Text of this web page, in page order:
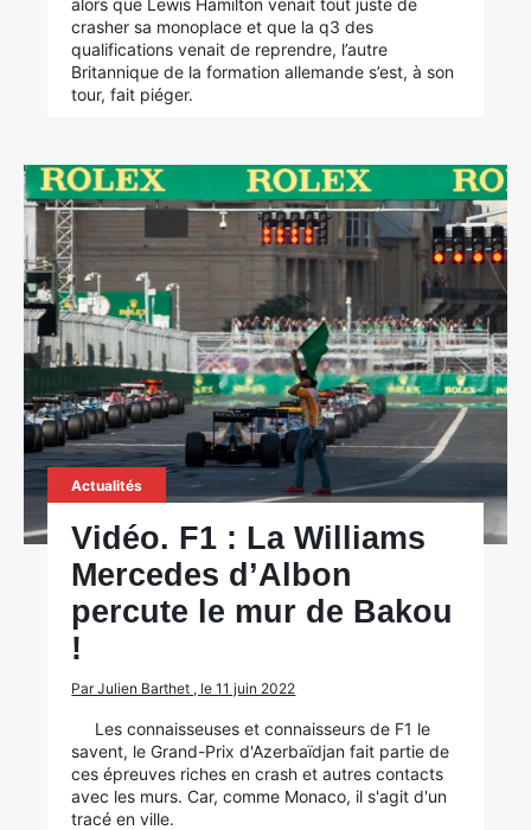
alors que Lewis Hamilton venait tout juste de
crasher sa monoplace et que la q3 des
qualifications venait de reprendre, l’autre
Britannique de la formation allemande s’est, à son
tour, fait piéger.
Actualités
Vidéo. F1 : La Williams
Mercedes d’Albon
percute le mur de Bakou
!
Par Julien Barthet , le 11 juin 2022
Les connaisseuses et connaisseurs de F1 le
savent, le Grand-Prix d'Azerbaïdjan fait partie de
ces épreuves riches en crash et autres contacts
avec les murs. Car, comme Monaco, il s'agit d'un
tracé en ville.